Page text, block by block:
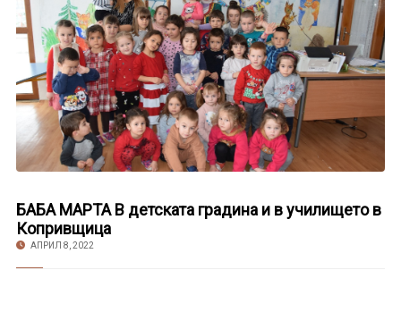
БАБА МАРТА В детската градина и в училището в
Копривщица
АПРИЛ 8, 2022